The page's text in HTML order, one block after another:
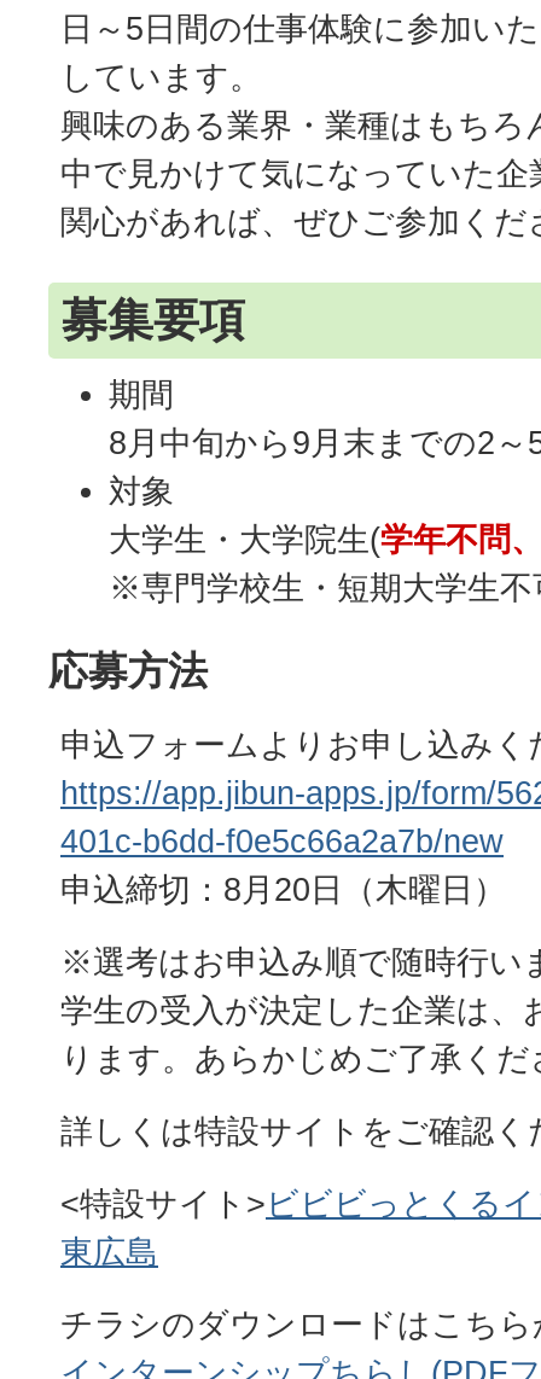
日～5日間の仕事体験に参加い
しています。
興味のある業界・業種はもちろ
中で見かけて気になっていた
関心があれば、ぜひご参加くだ
募集要項
期間
8月中旬から9月末までの2～
対象
大学生・大学院生(学年不問
※専門学校生・短期大学生不
応募方法
申込フォームよりお申し込みく
https://app.jibun-apps.jp/form/
401c-b6dd-f0e5c66a2a7b/new
申込締切：8月20日（木曜日）
※選考はお申込み順で随時行い
学生の受入が決定した企業は、
ります。あらかじめご了承くだ
詳しくは特設サイトをご確認く
<特設サイト>ビビビっとくる
東広島
チラシのダウンロードはこちら